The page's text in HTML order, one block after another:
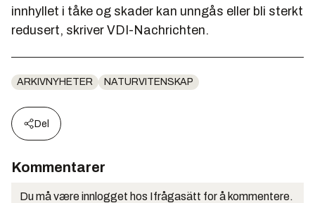
innhyllet i tåke og skader kan unngås eller bli sterkt
redusert, skriver VDI-Nachrichten.
ARKIVNYHETER NATURVITENSKAP
Del
Kommentarer
Du må være innlogget hos Ifrågasätt for å kommentere.